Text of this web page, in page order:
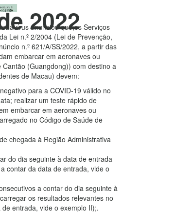
2022
anunciou que,os Serviços
Lei n.º 2/2004 (Lei de Prevenção,
n.º 621/A/SS/2022, a partir das
embarcar em aeronaves ou
(Guangdong)) com destino a
de Macau) devem:
para a COVID-19 válido no
realizar um teste rápido de
embarcar em aeronaves ou
no Código de Saúde de
chegada à Região Administrativa
do dia seguinte à data de entrada
contar da data de entrada, vide o
a contar do dia seguinte à
os resultados relevantes no
entrada, vide o exemplo II);.